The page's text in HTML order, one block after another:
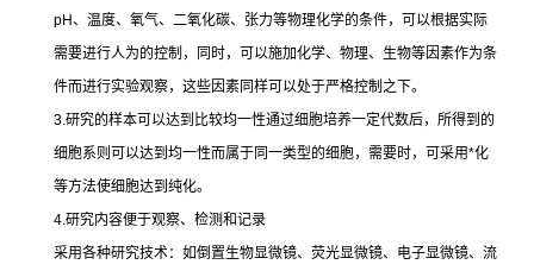
pH、温度、氧气、二氧化碳、张力等物理化学的条件，可以根据实际
需要进行人为的控制，同时，可以施加化学、物理、生物等因素作为条
件而进行实验观察，这些因素同样可以处于严格控制之下。
3.研究的样本可以达到比较均一性通过细胞培养一定代数后，所得到的
细胞系则可以达到均一性而属于同一类型的细胞，需要时，可采用*化
等方法使细胞达到纯化。
4.研究内容便于观察、检测和记录
采用各种研究技术：如倒置生物显微镜、荧光显微镜、电子显微镜、流